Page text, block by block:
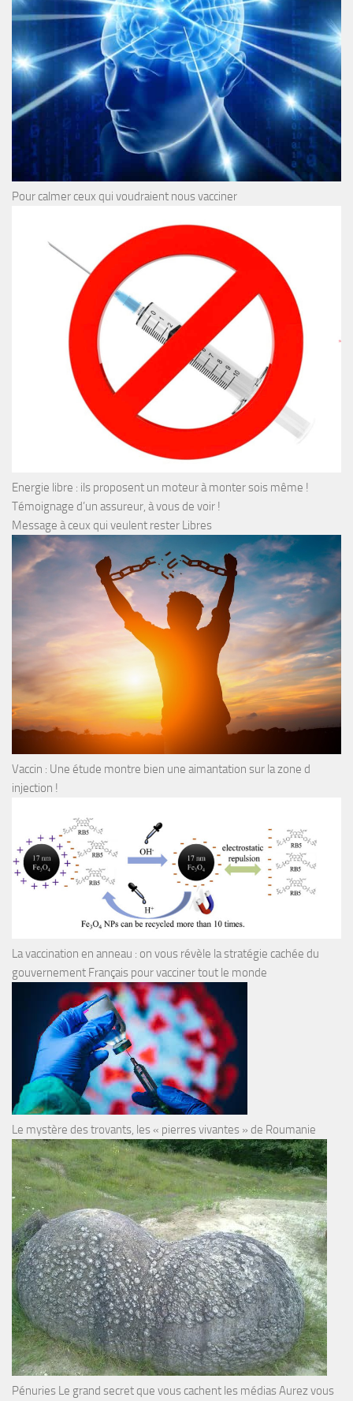
Pour calmer ceux qui voudraient nous vacciner
Energie libre : ils proposent un moteur à monter sois même !
Témoignage d’un assureur, à vous de voir !
Message à ceux qui veulent rester Libres
Vaccin : Une étude montre bien une aimantation sur la zone d
injection !
La vaccination en anneau : on vous révèle la stratégie cachée du
gouvernement Français pour vacciner tout le monde
Le mystère des trovants, les « pierres vivantes » de Roumanie
Pénuries Le grand secret que vous cachent les médias Aurez vous